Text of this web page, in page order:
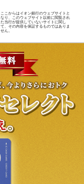
ここからはイオン銀行のウェブサイトと
なり、このウェブサイト以前に閲覧され
た当行が提供していないサイトに関し
て、その内容を保証するものではありま
せん。